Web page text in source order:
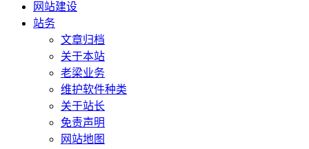
网站建设
站务
文章归档
关于本站
老梁业务
维护软件种类
关于站长
免责声明
网站地图